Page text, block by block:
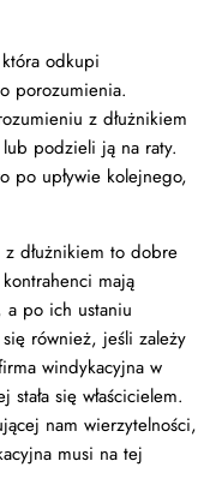
odkupi
porozumienia.
z dłużnikiem
lub podzieli ją na raty.
po upływie kolejnego,
dłużnikiem to dobre
mają
a po ich ustaniu
również, jeśli zależy
windykacyjna w
się właścicielem.
nam wierzytelności,
musi na tej